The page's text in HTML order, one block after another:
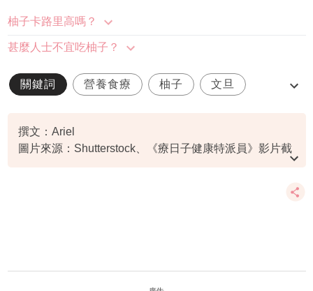
柚子卡路里高嗎？
甚麼人士不宜吃柚子？
關鍵詞 營養食療 柚子 文旦
撰文：Ariel
圖片來源：Shutterstock、《療日子健康特派員》影片截